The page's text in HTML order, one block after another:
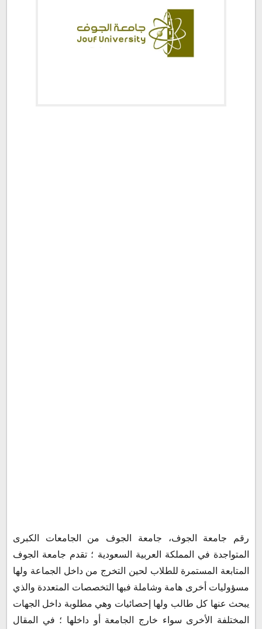
شروط القبول والتسجيل في جامعة الجوف
رقم جامعة الجوف، جامعة الجوف من الجامعات الكبرى
المتواجدة في المملكة العربية السعودية ؛ تقدم جامعة الجوف
المتابعة المستمرة للطلاب لحين التخرج من داخل الجماعة ولها
مسؤوليات أخرى هامة وشاملة فبها التخصصات المتعددة والذي
يبحث عنها كل طالب ولها إحصائيات وهي مطلوبة داخل الجهات
المختلفة الأخرى سواء خارج الجامعة أو داخلها ؛ في المقال